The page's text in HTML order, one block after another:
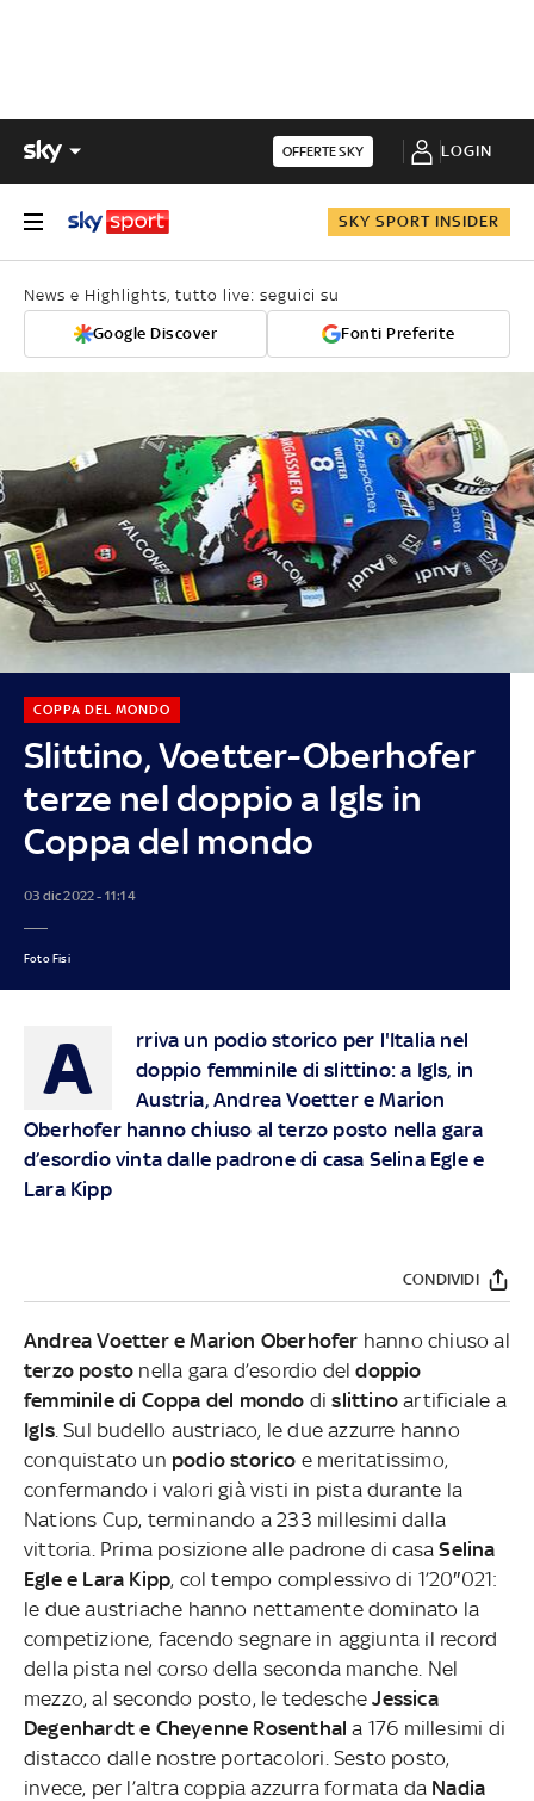
OFFERTE SKY LOGIN
SKY SPORT INSIDER
News e Highlights, tutto live: seguici su
Google Discover Fonti Preferite
Slittino, Voetter-Oberhofer
terze nel doppio a Igls in
Coppa del mondo
COPPA DEL MONDO
03 dic 2022 - 11:14
Foto Fisi
A
rriva un podio storico per l'Italia nel
doppio femminile di slittino: a Igls, in
Austria, Andrea Voetter e Marion
Oberhofer hanno chiuso al terzo posto nella gara
d’esordio vinta dalle padrone di casa Selina Egle e
Lara Kipp
CONDIVIDI
Andrea Voetter e Marion Oberhofer hanno chiuso al
terzo posto nella gara d’esordio deldoppio
femminile di Coppa del mondo dislittinoartificiale a
Igls. Sul budello austriaco, le due azzurre hanno
conquistato un podio storico e meritatissimo,
confermando i valori già visti in pista durante la
Nations Cup, terminando a 233 millesimi dalla
vittoria. Prima posizione alle padrone di casaSelina
Egle e Lara Kipp, col tempo complessivo di 1’20″021:
le due austriache hanno nettamente dominato la
competizione, facendo segnare in aggiunta il record
della pista nel corso della seconda manche. Nel
mezzo, al secondo posto, le tedescheJessica
Degenhardt e Cheyenne Rosenthala 176 millesimi di
distacco dalle nostre portacolori. Sesto posto,
invece, per l’altra coppia azzurra formata da Nadia